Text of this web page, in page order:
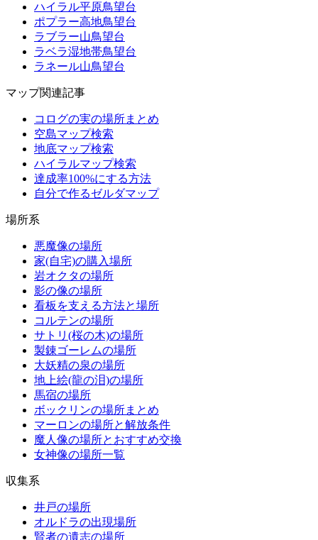
ハイラル平原鳥望台
ポプラー高地鳥望台
ラブラー山鳥望台
ラベラ湿地帯鳥望台
ラネール山鳥望台
マップ関連記事
コログの実の場所まとめ
空島マップ検索
地底マップ検索
ハイラルマップ検索
達成率100%にする方法
自分で作るゼルダマップ
場所系
悪魔像の場所
家(自宅)の購入場所
岩オクタの場所
影の像の場所
看板を支える方法と場所
コルテンの場所
サトリ(桜の木)の場所
製錬ゴーレムの場所
大妖精の泉の場所
地上絵(龍の泪)の場所
馬宿の場所
ボックリンの場所まとめ
マーロンの場所と解放条件
魔人像の場所とおすすめ交換
女神像の場所一覧
収集系
井戸の場所
オルドラの出現場所
賢者の遺志の場所